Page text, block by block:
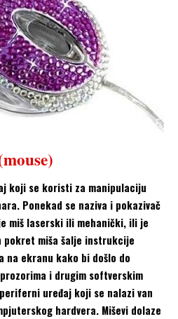
koji se koristi za manipulaciju
Ponekad se naziva i pokazivač
miš laserski ili mehanički, ili je
miša šalje instrukcije
na ekranu kako bi došlo do
i drugim softverskim
uređaj koji se nalazi van
hardvera. Miševi dolaze